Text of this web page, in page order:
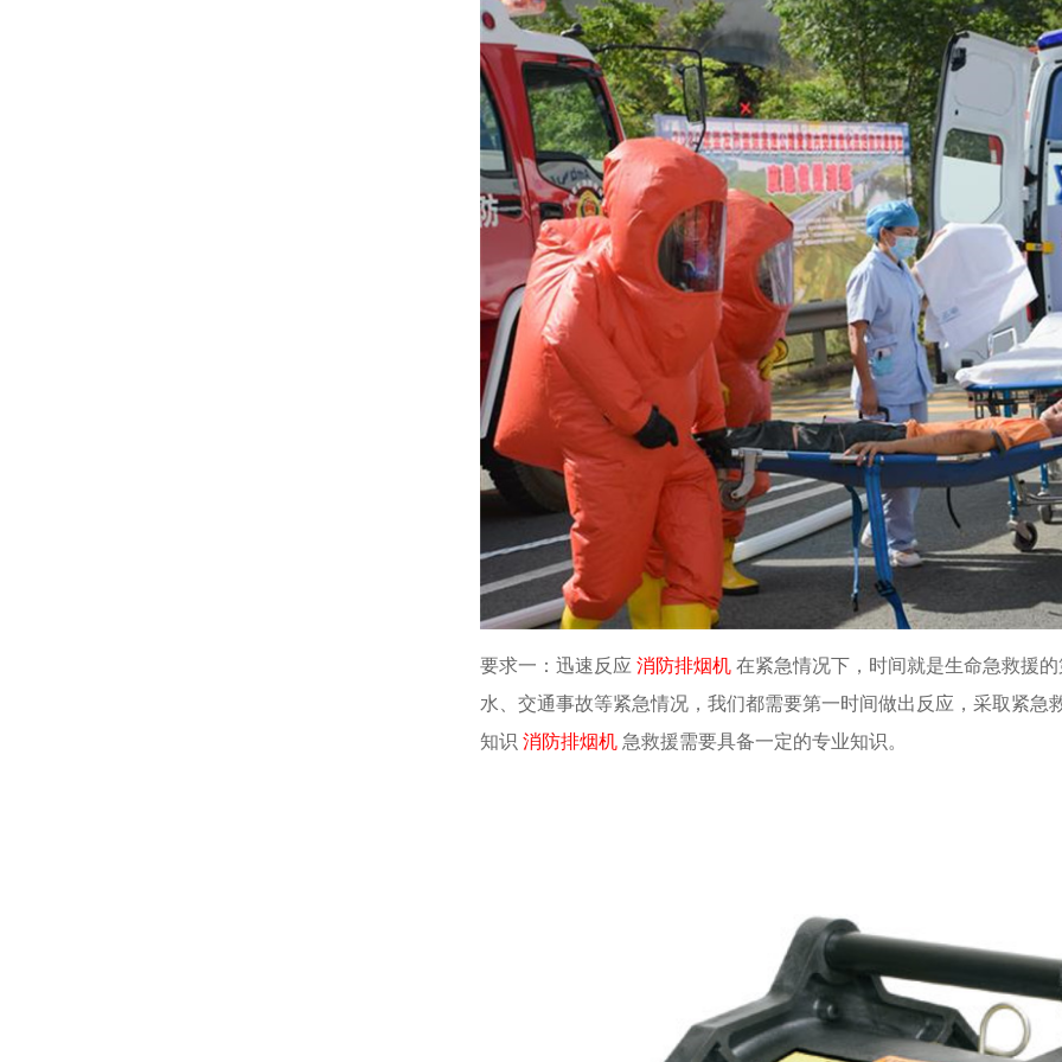
要求一：迅速反应 消防排烟机在紧急情况下，时间就是生命急救援
水、交通事故等紧急情况，我们都需要第一时间做出反应，采取紧急
知识 消防排烟机急救援需要具备一定的专业知识。